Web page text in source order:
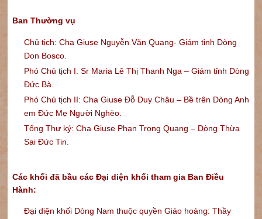
Ban Thường vụ
Chủ tịch: Cha Giuse Nguyễn Văn Quang- Giám tỉnh Dòng
Don Bosco.
Phó Chủ tịch I: Sr Maria Lê Thị Thanh Nga – Giám tỉnh Dòng
Đức Bà.
Phó Chủ tịch II: Cha Giuse Đỗ Duy Châu – Bề trên Dòng Anh
em Đức Mẹ Người Nghèo.
Tổng Thư ký: Cha Giuse Phan Trọng Quang – Dòng Thừa
Sai Đức Tin.
Các khối đã bầu các Đại diện khối tham gia Ban Điều
Hành:
Đại diện khối Dòng Nam thuộc quyền Giáo hoàng: Thầy